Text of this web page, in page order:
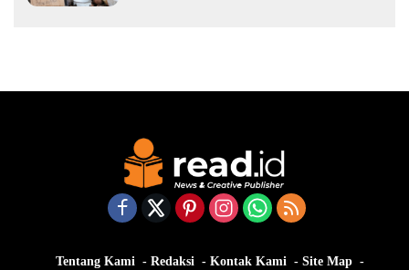
Tentang Kami Redaksi Kontak Kami
Site Map